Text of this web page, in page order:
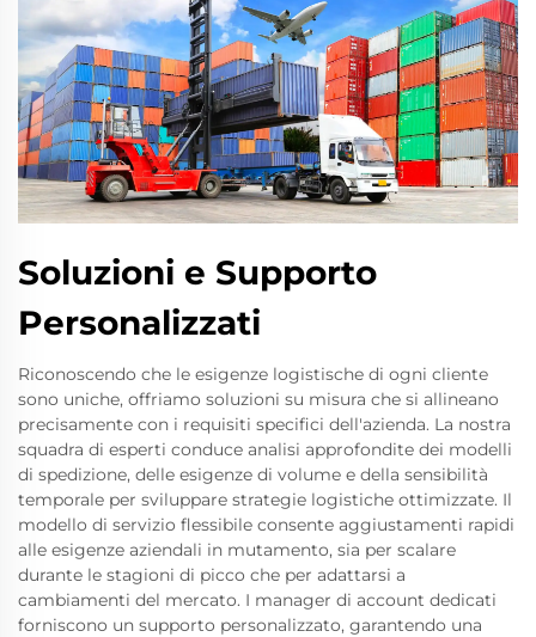
Soluzioni e Supporto
Personalizzati
Riconoscendo che le esigenze logistische di ogni cliente
sono uniche, offriamo soluzioni su misura che si allineano
precisamente con i requisiti specifici dell'azienda. La nostra
squadra di esperti conduce analisi approfondite dei modelli
di spedizione, delle esigenze di volume e della sensibilità
temporale per sviluppare strategie logistiche ottimizzate. Il
modello di servizio flessibile consente aggiustamenti rapidi
alle esigenze aziendali in mutamento, sia per scalare
durante le stagioni di picco che per adattarsi a
cambiamenti del mercato. I manager di account dedicati
forniscono un supporto personalizzato, garantendo una